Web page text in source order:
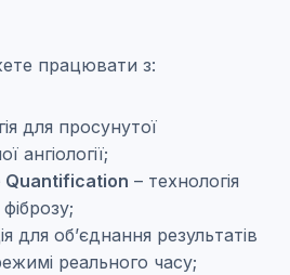
працювати з:
для просунутої
ангіології;
– технологія
для об’єднання результатів
реального часу;